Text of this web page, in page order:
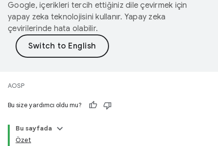
Google, içerikleri tercih ettiğiniz dile çevirmek için
yapay zeka teknolojisini kullanır. Yapay zeka
çevirilerinde hata olabilir.
AOSP
Bu size yardımcı oldu mu?
Bu sayfada
Özet